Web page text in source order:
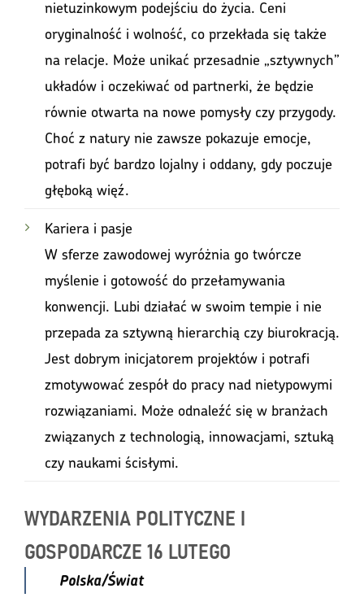
nietuzinkowym podejściu do życia. Ceni
oryginalność i wolność, co przekłada się także
na relacje. Może unikać przesadnie „sztywnych”
układów i oczekiwać od partnerki, że będzie
równie otwarta na nowe pomysły czy przygody.
Choć z natury nie zawsze pokazuje emocje,
potrafi być bardzo lojalny i oddany, gdy poczuje
głęboką więź.
Kariera i pasje
W sferze zawodowej wyróżnia go twórcze
myślenie i gotowość do przełamywania
konwencji. Lubi działać w swoim tempie i nie
przepada za sztywną hierarchią czy biurokracją.
Jest dobrym inicjatorem projektów i potrafi
zmotywować zespół do pracy nad nietypowymi
rozwiązaniami. Może odnaleźć się w branżach
związanych z technologią, innowacjami, sztuką
czy naukami ścisłymi.
WYDARZENIA POLITYCZNE I
GOSPODARCZE 16 LUTEGO
Polska/Świat